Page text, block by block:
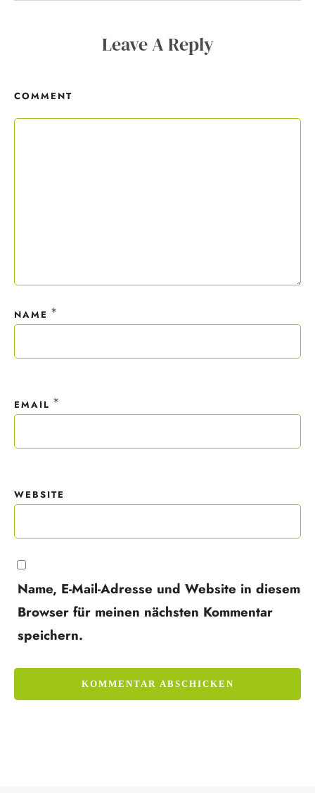
Leave A Reply
COMMENT
NAME *
EMAIL *
WEBSITE
Name, E-Mail-Adresse und Website in diesem
Browser für meinen nächsten Kommentar
speichern.